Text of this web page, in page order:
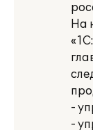
На
-
-